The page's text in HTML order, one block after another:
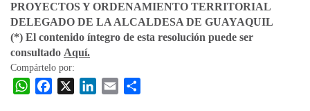
PROYECTOS Y ORDENAMIENTO TERRITORIAL
DELEGADO DE LA ALCALDESA DE GUAYAQUIL​
(*) El contenido íntegro de esta resolución puede ser
consultado Aquí.​​
Compártelo por:
W